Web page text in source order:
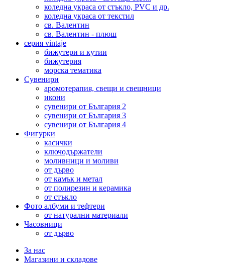
коледна украса от стъкло, PVC и др.
коледна украса от текстил
св. Валентин
св. Валентин - плюш
серия vintaje
бижутери и кутии
бижутерия
морска тематика
Сувенири
аромотерапия, свещи и свещници
икони
сувенири от България 2
сувенири от България 3
сувенири от България 4
Фигурки
касички
ключодържатели
моливници и моливи
от дърво
от камък и метал
от полирезин и керамика
от стъкло
Фото албуми и тефтери
от натурални материали
Часовници
от дърво
За нас
Магазини и складове